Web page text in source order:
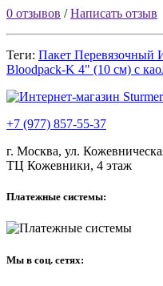
0 отзывов /Написать отзыв
Теги: Пакет Перевязочный
Bloodpack-K 4" (10 см) с
+7 (977) 857-55-37
г. Москва, ул.
ТЦ Кожевники, 4 этаж
Платежные системы:
Мы в соц. сетях: